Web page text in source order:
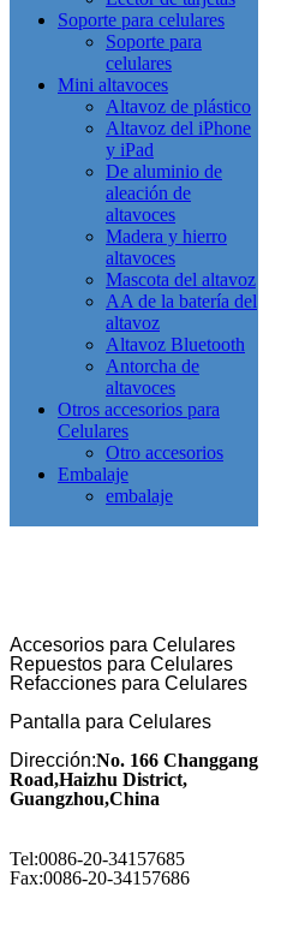
Soporte para celulares
Soporte para
celulares
Mini altavoces
Altavoz de plástico
Altavoz del iPhone
y iPad
De aluminio de
aleación de
altavoces
Madera y hierro
altavoces
Mascota del altavoz
AA de la batería del
altavoz
Altavoz Bluetooth
Antorcha de
altavoces
Otros accesorios para
Celulares
Otro accesorios
Embalaje
embalaje
Accesorios para Celulares
Repuestos para Celulares
Refacciones para Celulares
Pantalla para Celulares
Dirección:No. 166 Changgang
Road,Haizhu District,
Guangzhou,China
Tel:0086-20-34157685
Fax:0086-20-34157686